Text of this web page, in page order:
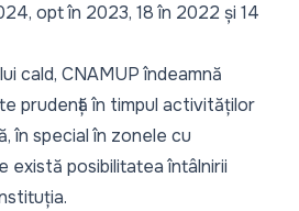
opt în 2023, 18 în 2022 și 14
cald, CNAMUP îndeamnă
prudență în timpul activităților
în special în zonele cu
există posibilitatea întâlnirii